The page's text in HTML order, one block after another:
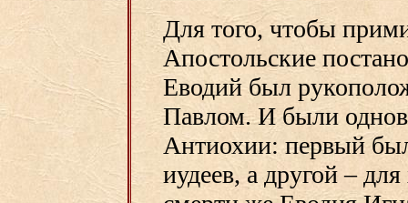
Для того, чтобы
Апостольские
Еводий был
Павлом. И были
Антиохии: первый
иудеев, а другой –